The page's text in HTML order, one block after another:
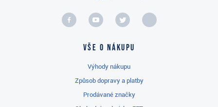
Vše o nákupu
Výhody nákupu
Způsob dopravy a platby
Prodávané značky